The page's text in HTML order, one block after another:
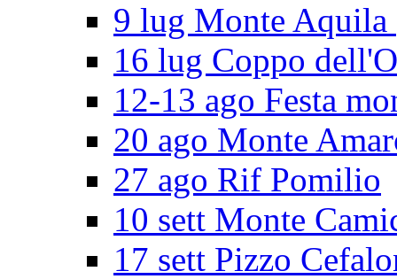
9 lug Monte
16 lug Coppo
12-13 ago Festa
20 ago Monte
27 ago Rif Pomilio
10 sett Monte
17 sett Pizzo